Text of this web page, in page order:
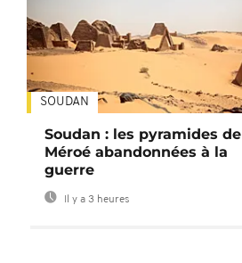
SOUDAN
Soudan : les pyramides de
Méroé abandonnées à la
guerre
Il y a 3 heures